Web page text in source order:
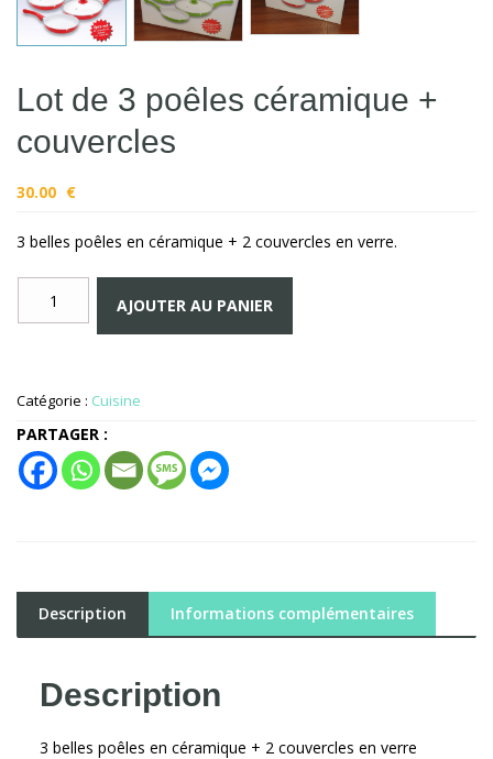
Lot de 3 poêles céramique +
couvercles
30.00 €
3 belles poêles en céramique + 2 couvercles en verre.
quantité
de
3
céramique
+
AJOUTER AU PANIER
Catégorie : Cuisine
PARTAGER :
Description Informations complémentaires
Description
3 belles poêles en céramique + 2 couvercles en verre